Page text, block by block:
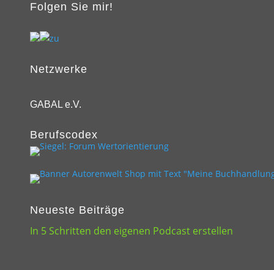
Folgen Sie mir!
Netzwerke
GABAL e.V.
Berufscodex
Neueste Beiträge
In 5 Schritten den eigenen Podcast erstellen